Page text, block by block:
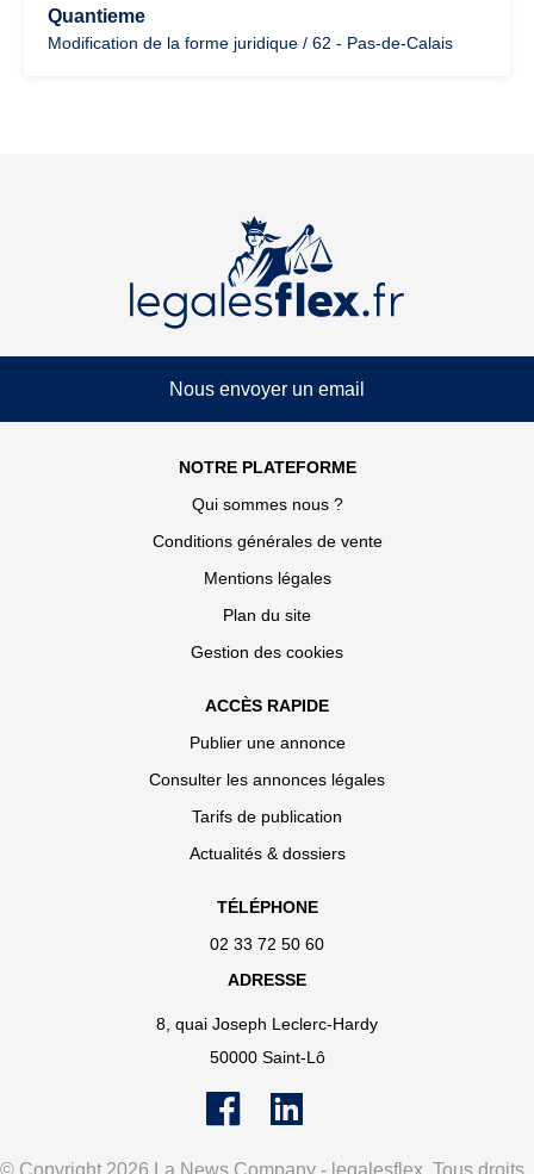
Quantieme
Modification de la forme juridique / 62 - Pas-de-Calais
Nous envoyer un email
NOTRE PLATEFORME
Qui sommes nous ?
Conditions générales de vente
Mentions légales
Plan du site
Gestion des cookies
ACCÈS RAPIDE
Publier une annonce
Consulter les annonces légales
Tarifs de publication
Actualités & dossiers
TÉLÉPHONE
02 33 72 50 60
ADRESSE
8, quai Joseph Leclerc-Hardy
50000 Saint-Lô
© Copyright 2026 La News Company - legalesflex. Tous droits